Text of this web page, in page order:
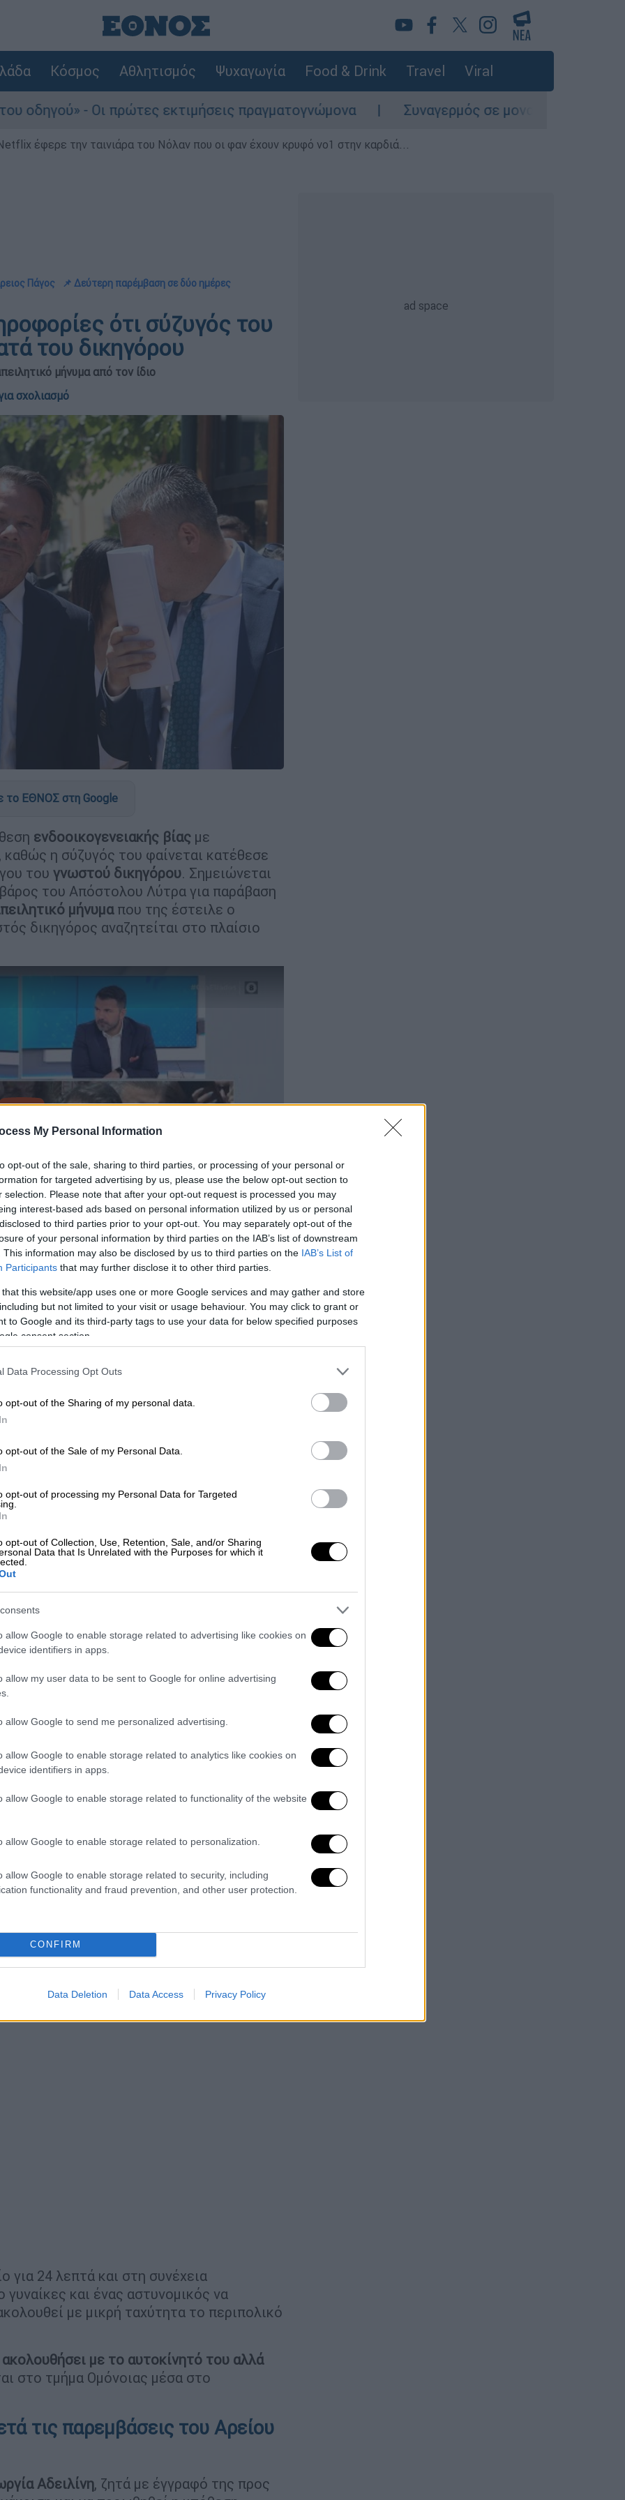
My Personal Information
opt-out of the sale, sharing to third parties, or processing of your personal or
for targeted advertising by us, please use the below opt-out section to
selection. Please note that after your opt-out request is processed you may
interest-based ads based on personal information utilized by us or personal
to third parties prior to your opt-out. You may separately opt-out of the
of your personal information by third parties on the IAB’s list of downstream
This information may also be disclosed by us to third parties on the IAB’s List of
Participants that may further disclose it to other third parties.
that this website/app uses one or more Google services and may gather and store
but not limited to your visit or usage behaviour. You may click to grant or
to Google and its third-party tags to use your data for below specified purposes
consent section.
Data Processing Opt Outs
opt-out of the Sharing of my personal data.
opt-out of the Sale of my Personal Data.
opt-out of processing my Personal Data for Targeted
opt-out of Collection, Use, Retention, Sale, and/or Sharing
Data that Is Unrelated with the Purposes for which it
allow Google to enable storage related to advertising like cookies on
identifiers in apps.
allow my user data to be sent to Google for online advertising
allow Google to send me personalized advertising.
allow Google to enable storage related to analytics like cookies on
identifiers in apps.
allow Google to enable storage related to functionality of the website
allow Google to enable storage related to personalization.
allow Google to enable storage related to security, including
functionality and fraud prevention, and other user protection.
CONFIRM
Data Deletion Data Access Privacy Policy
Κόσμος Αθλητισμός Ψυχαγωγία Food & Drink Travel Viral
πρώτες εκτιμήσεις πραγματογνώμονα Συναγερμός σε μοναστήρι στην Κύπρο:
έφερε την ταινιάρα του Νόλαν που οι φαν έχουν κρυφό νο1 στην καρδιά...
Πάγος
📌 Δεύτερη παρέμβαση σε δύο ημέρες
ότι σύζυγός του
του δικηγόρου
μήνυμα από τον ίδιο
σχολιασμό
το ΕΘΝΟΣ στη Google
ενδοοικογενειακής βίας με
καθώς η σύζυγός του φαίνεται κατέθεσε
του γνωστού δικηγόρου. Σημειώνεται
του Απόστολου Λύτρα για παράβαση
μήνυμαπου της έστειλε ο
δικηγόρος αναζητείται στο πλαίσιο
video
η εκπομπή «Ώρα Ελλάδος» του OPEN,
διατάραξη οικιακής ειρήνης, παράνομη βία,
έφτασαν στο σπίτι μαζί με την πρώην
τους παιδί προκειμένου να πάρουν
ξυλοδαρμό της συζύγου του
κινητοποίησε τις Αρχές
μεταγωγή του Απόστολου Λύτρα
του σπιτιού, η σύζυγος του Απόστολου
και στη συνέχεια υπέστη
να φτάσει στο σημείο τοΕΚΑΒγια να της
υπέβαλε τη μήνυση.
της σύλληψής του
βίντεο από τη στιγμή της
και τη μεταφορά του στοΑστυνομικό
στιγμή που το περιπολικό της ΕΛ.ΑΣ.
κέντρο της Αθήνας, ύστερα από κλήση
την 37χρονη γυναίκα και
για 24 λεπτά και στη συνέχεια
και ένας αστυνομικός να
με μικρή ταχύτητα το περιπολικό
με το αυτοκίνητό του αλλά
στο τμήμα Ομόνοιας μέσα στο
τις παρεμβάσεις του Αρείου
Αδειλίνη, ζητά με έγγραφό της προς